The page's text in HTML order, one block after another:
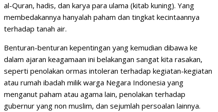
al-Quran, hadis, dan karya para ulama (kitab kuning). Yang
membedakannya hanyalah paham dan tingkat kecintaannya
terhadap tanah air.
Benturan-benturan kepentingan yang kemudian dibawa ke
dalam ajaran keagamaan ini belakangan sangat kita rasakan,
seperti penolakan ormas intoleran terhadap kegiatan-kegiatan
atau rumah ibadah milik warga Negara Indonesia yang
menganut paham atau agama lain, penolakan terhadap
gubernur yang non muslim, dan sejumlah persoalan lainnya.